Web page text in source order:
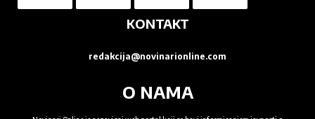
KONTAKT
redakcija@novinarionline.com
O NAMA